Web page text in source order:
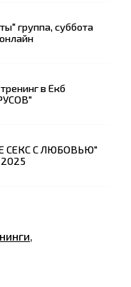
группа, суббота
в Екб
СЕКС С ЛЮБОВЬЮ"
,